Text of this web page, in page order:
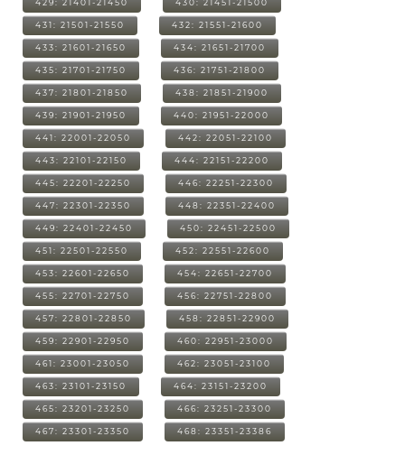
429: 21401-21450 430: 21451-21500
431: 21501-21550 432: 21551-21600
433: 21601-21650 434: 21651-21700
435: 21701-21750 436: 21751-21800
437: 21801-21850 438: 21851-21900
439: 21901-21950 440: 21951-22000
441: 22001-22050 442: 22051-22100
443: 22101-22150 444: 22151-22200
445: 22201-22250 446: 22251-22300
447: 22301-22350 448: 22351-22400
449: 22401-22450 450: 22451-22500
451: 22501-22550 452: 22551-22600
453: 22601-22650 454: 22651-22700
455: 22701-22750 456: 22751-22800
457: 22801-22850 458: 22851-22900
459: 22901-22950 460: 22951-23000
461: 23001-23050 462: 23051-23100
463: 23101-23150 464: 23151-23200
465: 23201-23250 466: 23251-23300
467: 23301-23350 468: 23351-23386